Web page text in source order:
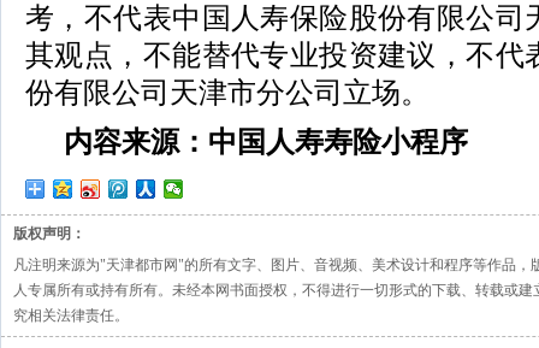
考，不代表中国人寿保险股份有限公司
其观点，不能替代专业投资建议，不代
份有限公司天津市分公司立场。
内容来源：中国人寿寿险小程序
版权声明：
凡注明来源为"天津都市网"的所有文字、图片、音视频、美术设计和程序等作品，
人专属所有或持有所有。未经本网书面授权，不得进行一切形式的下载、转载或
究相关法律责任。